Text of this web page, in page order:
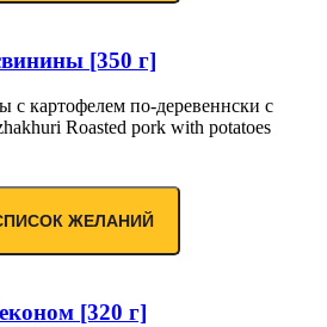
[350 г]
с картофелем по-деревеннски с
Roasted pork with potatoes
ЖЕЛАНИЙ
[320 г]